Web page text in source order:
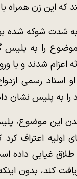
که این زن
شدت شوکه شده
را به پلیس
اعزام شدند و با
اسناد رسمی
را به پلیس نشان
اولیه اعتراف
غیابی داده
کند، بدون